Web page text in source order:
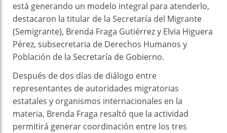
está generando un modelo integral para atenderlo,
destacaron la titular de la Secretaría del Migrante
(Semigrante), Brenda Fraga Gutiérrez y Elvia Higuera
Pérez, subsecretaria de Derechos Humanos y
Población de la Secretaría de Gobierno.
Después de dos días de diálogo entre
representantes de autoridades migratorias
estatales y organismos internacionales en la
materia, Brenda Fraga resaltó que la actividad
permitirá generar coordinación entre los tres